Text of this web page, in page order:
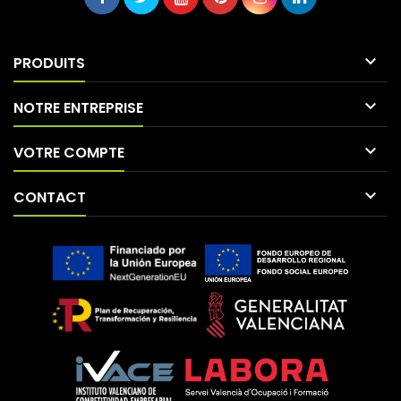
PRODUITS 
NOTRE ENTREPRISE 
VOTRE COMPTE 
CONTACT 